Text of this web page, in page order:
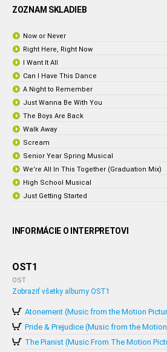
ZOZNAM SKLADIEB
Now or Never
Right Here, Right Now
I Want It All
Can I Have This Dance
A Night to Remember
Just Wanna Be With You
The Boys Are Back
Walk Away
Scream
Senior Year Spring Musical
We're All In This Together (Graduation Mix)
High School Musical
Just Getting Started
INFORMÁCIE O INTERPRETOVI
OST1
OST
Zobraziť všetky albumy OST1
Atonement (Music from the Motion
Pride & Prejudice (Music from the
The Pianist (Music From The Motion